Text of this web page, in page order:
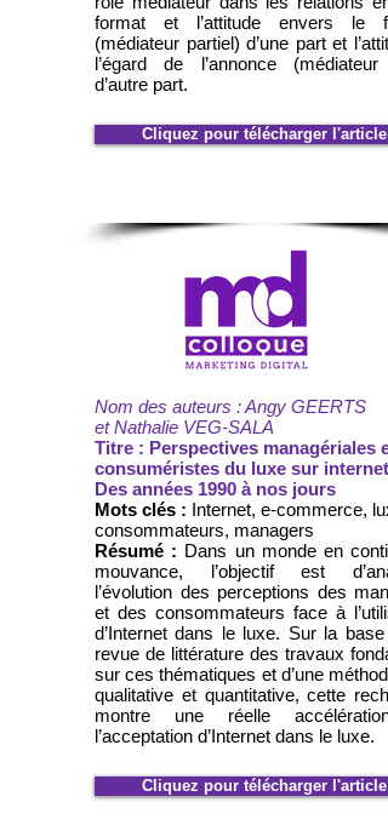
format et l’attitude envers le
(médiateur partiel) d’une part et
l’égard de l’annonce (médiateur
d’autre part.
Cliquez pour télécharger l'article
Nom des auteurs : Angy GEERTS
et Nathalie VEG-SALA
Titre : Perspectives managériales et
consuméristes du luxe sur internet
Des années 1990 à nos jours
Mots clés : Internet, e-commerce,
consommateurs, managers
Résumé : Dans un monde en
mouvance, l’objectif est
l’évolution des perceptions des
et des consommateurs face à
d’Internet dans le luxe. Sur la base
revue de littérature des travaux
sur ces thématiques et d’une
qualitative et quantitative, cette
montre une réelle
l’acceptation d’Internet dans le luxe.
Cliquez pour télécharger l'article